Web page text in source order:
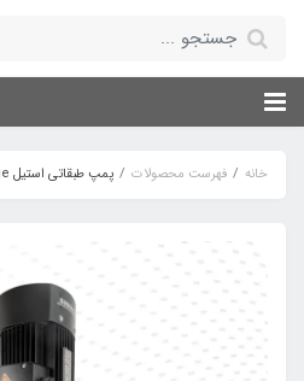
خانه فهرست محصولات پمپ طبقاتی استیل BL2-15 shimge